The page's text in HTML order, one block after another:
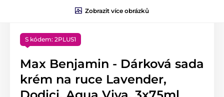
Zobrazit více obrázků
S kódem: 2PLUS1
Max Benjamin - Dárková sada
krém na ruce Lavender,